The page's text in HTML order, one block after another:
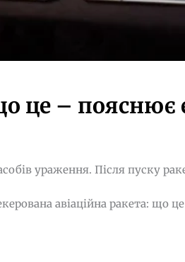
це – пояснює
ураження. Після пуску
авіаційна ракета: що